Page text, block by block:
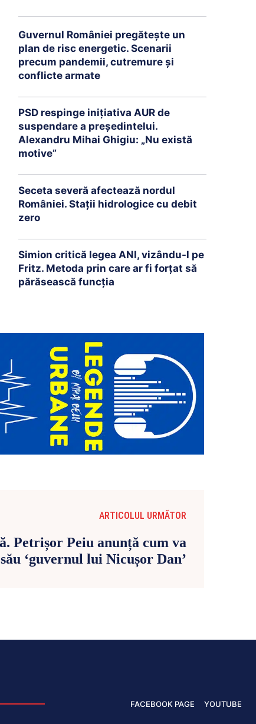
Guvernul României pregătește un
plan de risc energetic. Scenarii
precum pandemii, cutremure și
conflicte armate
PSD respinge inițiativa AUR de
suspendare a președintelui.
Alexandru Mihai Ghigiu: „Nu există
motive”
Seceta severă afectează nordul
României. Stații hidrologice cu debit
zero
Simion critică legea ANI, vizându-l pe
Fritz. Metoda prin care ar fi forțat să
părăsească funcția
ARTICOLUL URMĂTOR
Petrișor Peiu anunță cum va
‘guvernul lui Nicușor Dan’
FACEBOOK PAGE YOUTUBE